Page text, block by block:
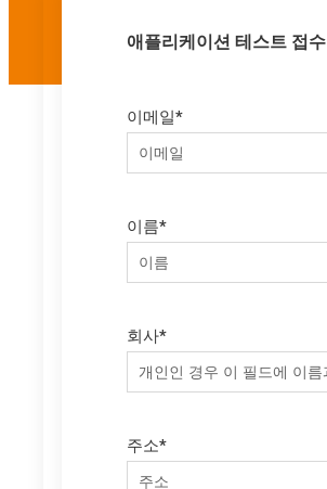
애플리케이션 테스트 접수
이메일*
이름*
회사*
주소*